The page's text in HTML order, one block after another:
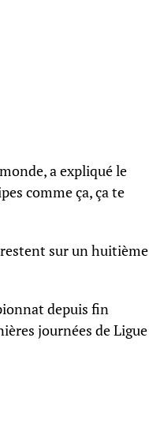
a expliqué le
comme ça, ça te
sur un huitième
depuis fin
journées de Ligue